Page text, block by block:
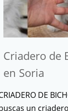
Criadero de
en Soria
DE
un